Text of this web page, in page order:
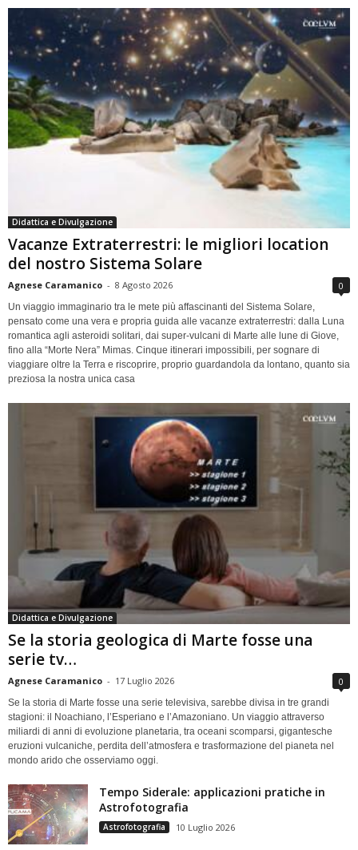
Didattica e Divulgazione
Vacanze Extraterrestri: le migliori location
del nostro Sistema Solare
Agnese Caramanico - 8 Agosto 2026 0
Un viaggio immaginario tra le mete più affascinanti del Sistema Solare,
pensato come una vera e propria guida alle vacanze extraterrestri: dalla Luna
romantica agli asteroidi solitari, dai super-vulcani di Marte alle lune di Giove,
fino alla “Morte Nera” Mimas. Cinque itinerari impossibili, per sognare di
viaggiare oltre la Terra e riscoprire, proprio guardandola da lontano, quanto sia
preziosa la nostra unica casa
Didattica e Divulgazione
Se la storia geologica di Marte fosse una
serie tv…
Agnese Caramanico - 17 Luglio 2026 0
Se la storia di Marte fosse una serie televisiva, sarebbe divisa in tre grandi
stagioni: il Noachiano, l’Esperiano e l’Amazoniano. Un viaggio attraverso
miliardi di anni di evoluzione planetaria, tra oceani scomparsi, gigantesche
eruzioni vulcaniche, perdita dell’atmosfera e trasformazione del pianeta nel
mondo arido che osserviamo oggi.
Tempo Siderale: applicazioni pratiche in
Astrofotografia
Astrofotografia 10 Luglio 2026